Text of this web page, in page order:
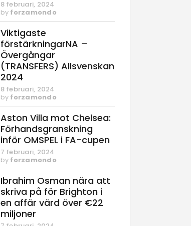
8 februari, 2024
by forzamondo
Viktigaste
förstärkningarNA –
Övergångar
(TRANSFERS) Allsvenskan
2024
8 februari, 2024
by forzamondo
Aston Villa mot Chelsea:
Förhandsgranskning
inför OMSPEL i FA-cupen
7 februari, 2024
by forzamondo
Ibrahim Osman nära att
skriva på för Brighton i
en affär värd över €22
miljoner